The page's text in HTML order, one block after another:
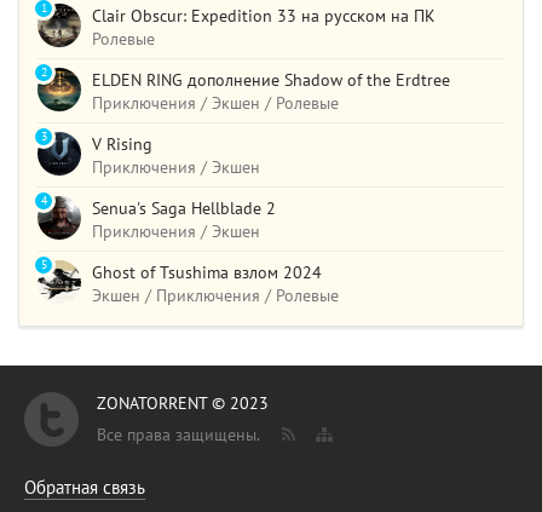
Clair Obscur: Expedition 33 на русском на ПК
Ролевые
1
ELDEN RING дополнение Shadow of the Erdtree
Приключения / Экшен / Ролевые
2
V Rising
Приключения / Экшен
3
Senua's Saga Hellblade 2
Приключения / Экшен
4
Ghost of Tsushima взлом 2024
Экшен / Приключения / Ролевые
5
ZONATORRENT © 2023
Все права защищены.
Обратная связь